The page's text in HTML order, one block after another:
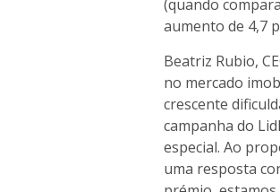
(quando
aumento de 4,7
Beatriz Rubio,
no mercado
crescente
campanha do
especial. Ao
uma resposta